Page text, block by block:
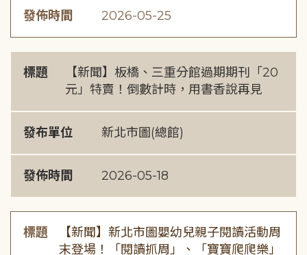
發佈時間 2026-05-25
標題
【新聞】板橋、三重分館過期期刊「20
元」特賣！倒數計時，用書香說再見
發布單位 新北市圖(總館)
發佈時間 2026-05-18
標題
【新聞】新北市圖嬰幼兒親子閱讀活動周
末登場！「閱讀抓周」、「寶寶爬爬樂」